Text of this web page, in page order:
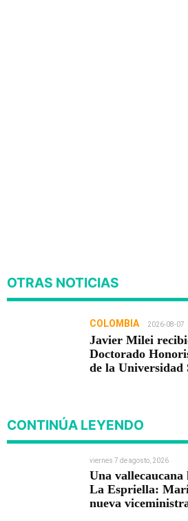
OTRAS NOTICIAS
COLOMBIA 2026-08-07
Javier Milei
Doctorado
de la Universidad
CONTINÚA LEYENDO
viernes 7 de agosto, 2026
Una
La Espriella:
nueva